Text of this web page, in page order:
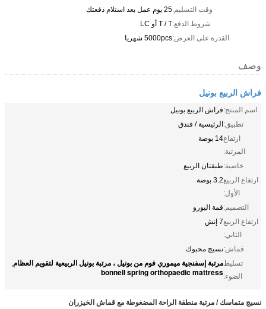
وقت التسليم:25 يوم عمل بعد استلام دفعتك
شروط الدفع:T / T أو LC
القدرة على العرض:5000pcs شهريا
وصف
فراش الربيع بونيل
اسم المنتج:فراش الربيع بونيل
تطبيق:الرئيسية / فندق
ارتفاع
المرتبة:
14 بوصة
خاصية:طبقتان الربيع
ارتفاع الربيع
الأول:
3.2 بوصة
التصميم:قمة اليورو
ارتفاع الربيع
الثاني:
7 إنش
قماش:نسيج محبوك
تسليط
الضوء:
مرتبة إسفنجية ميموري فوم من بونيل ، مرتبة بونيل الربيعية لتقويم العظام,
bonnell spring orthopaedic mattress
نسيج متماسك / مرتبة منطقة الراحة المضغوطة مع قماش الخيزران